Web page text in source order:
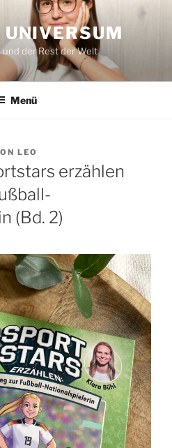
UNIVERSUM
und der Rest der Welt
Menü
LEO
erzählen
(Bd. 2)